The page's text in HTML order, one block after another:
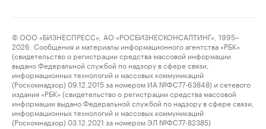
© ООО «БИЗНЕСПРЕСС», АО «РОСБИЗНЕСКОНСАЛТИНГ», 1995–
2026. Сообщения и материалы информационного агентства «РБК»
(свидетельство о регистрации средства массовой информации
выдано Федеральной службой по надзору в сфере связи,
информационных технологий и массовых коммуникаций
(Роскомнадзор) 09.12.2015 за номером ИА №ФС77-63848) и сетевого
издания «РБК» (свидетельство о регистрации средства массовой
информации выдано Федеральной службой по надзору в сфере связи,
информационных технологий и массовых коммуникаций
(Роскомнадзор) 03.12.2021 за номером ЭЛ №ФС77-82385)